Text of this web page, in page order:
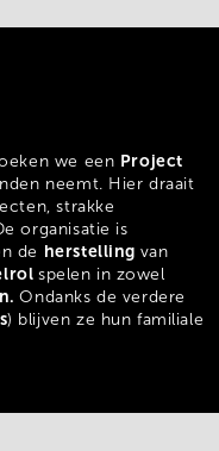
we een Project
neemt. Hier draait
strakke
organisatie is
de herstelling van
spelen in zowel
Ondanks de verdere
) blijven ze hun familiale